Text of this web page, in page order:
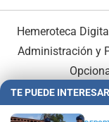
Hemeroteca
Administración y
TE PUEDE INTERESAR